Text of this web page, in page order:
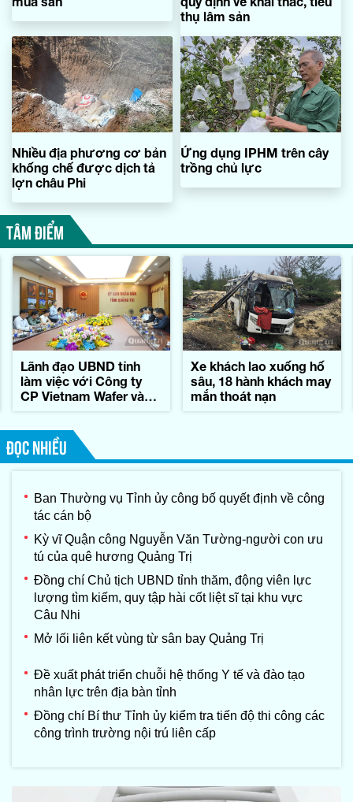
thụ lâm sản
Nhiều địa phương cơ bản
khống chế được dịch tả
lợn châu Phi
Ứng dụng IPHM trên cây
trồng chủ lực
TÂM ĐIỂM
Lãnh đạo UBND tỉnh
làm việc với Công ty
CP Vietnam Wafer và
Xe khách lao xuống hố
sâu, 18 hành khách may
mắn thoát nạn
ĐỌC NHIỀU
Ban Thường vụ Tỉnh ủy công bố quyết định về công
tác cán bộ
Kỳ vĩ Quận công Nguyễn Văn Tường-người con ưu
tú của quê hương Quảng Trị
Đồng chí Chủ tịch UBND tỉnh thăm, động viên lực
lượng tìm kiếm, quy tập hài cốt liệt sĩ tại khu vực
Câu Nhi
Mở lối liên kết vùng từ sân bay Quảng Trị
Đề xuất phát triển chuỗi hệ thống Y tế và đào tạo
nhân lực trên địa bàn tỉnh
Đồng chí Bí thư Tỉnh ủy kiểm tra tiến độ thi công các
công trình trường nội trú liên cấp